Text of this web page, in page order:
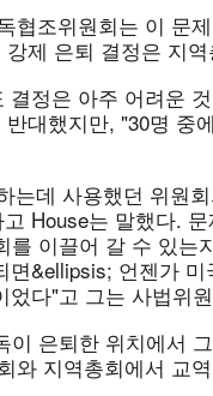
협조위원회는 이 문
제 은퇴 결정은 지
결정은 아주 어려운
대했지만, "30명 중
는데 사용했던 위원
House는 말했다.
를 이끌어 갈 수 있
면&ellipsis; 언젠가
었다"고 그는 사법위
이 은퇴한 위치에서
와 지역총회에서 교